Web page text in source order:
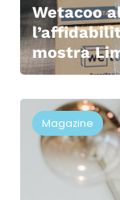
Wetacoo
mostra
Magazine